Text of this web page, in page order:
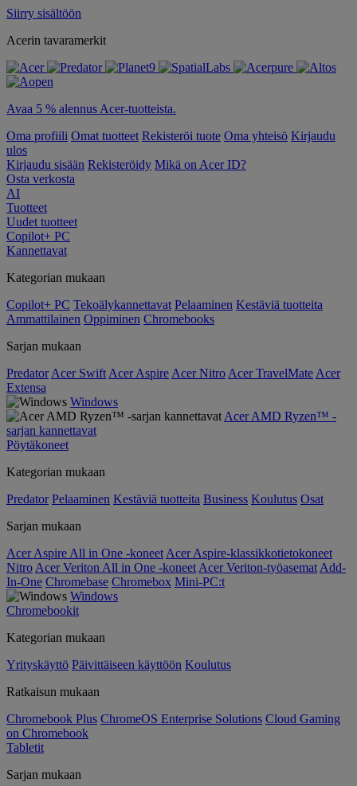
Siirry sisältöön
Acerin tavaramerkit
Avaa 5 % alennus Acer-tuotteista.
Oma profiili Omat tuotteet Rekisteröi tuote Oma yhteisö Kirjaudu
ulos
Kirjaudu sisään Rekisteröidy Mikä on Acer ID?
Osta verkosta
AI
Tuotteet
Uudet tuotteet
Copilot+ PC
Kannettavat
Kategorian mukaan
Copilot+ PC Tekoälykannettavat Pelaaminen Kestäviä tuotteita
Ammattilainen Oppiminen Chromebooks
Sarjan mukaan
Predator Acer Swift Acer Aspire Acer Nitro Acer TravelMate Acer
Extensa
Windows
Acer AMD Ryzen™ -
sarjan kannettavat
Pöytäkoneet
Kategorian mukaan
Predator Pelaaminen Kestäviä tuotteita Business Koulutus Osat
Sarjan mukaan
Acer Aspire All in One -koneet Acer Aspire-klassikkotietokoneet
Nitro Acer Veriton All in One -koneet Acer Veriton-työasemat Add-
In-One Chromebase Chromebox Mini-PC:t
Windows
Chromebookit
Kategorian mukaan
Yrityskäyttö Päivittäiseen käyttöön Koulutus
Ratkaisun mukaan
Chromebook Plus ChromeOS Enterprise Solutions Cloud Gaming
on Chromebook
Tabletit
Sarjan mukaan